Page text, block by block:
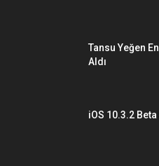
Tansu Yeğen
Aldı
iOS 10.3.2